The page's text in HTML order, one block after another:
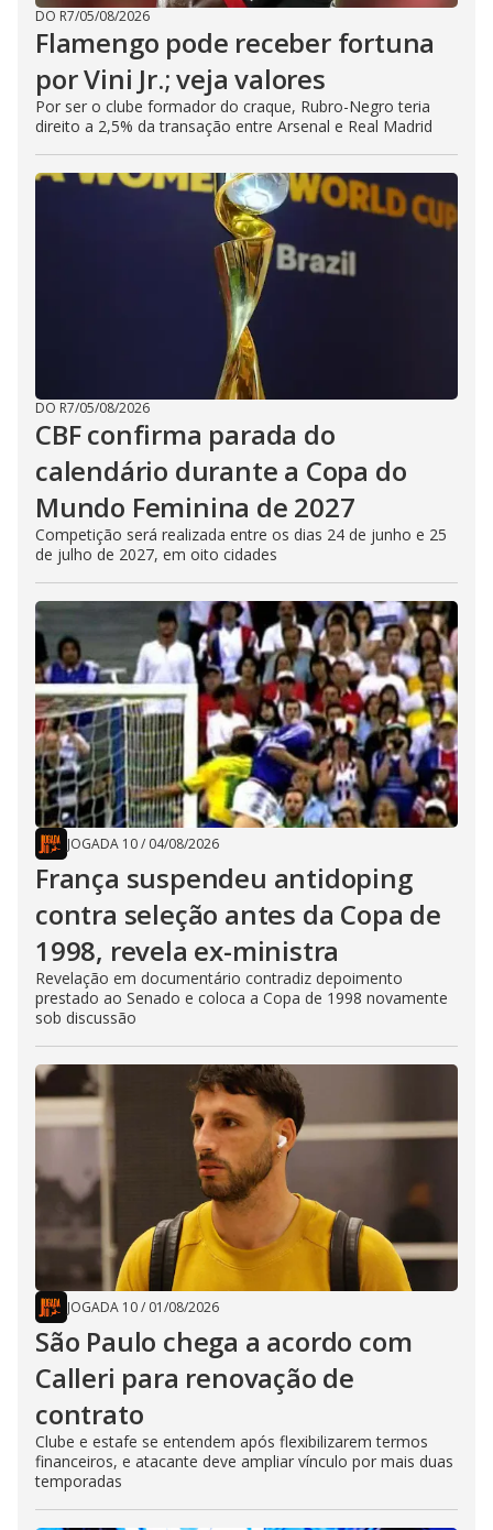
DO R7/05/08/2026
Flamengo pode receber fortuna
por Vini Jr.; veja valores
Por ser o clube formador do craque, Rubro-Negro teria
direito a 2,5% da transação entre Arsenal e Real Madrid
DO R7/05/08/2026
CBF confirma parada do
calendário durante a Copa do
Mundo Feminina de 2027
Competição será realizada entre os dias 24 de junho e 25
de julho de 2027, em oito cidades
JOGADA 10/ 04/08/2026
França suspendeu antidoping
contra seleção antes da Copa de
1998, revela ex-ministra
Revelação em documentário contradiz depoimento
prestado ao Senado e coloca a Copa de 1998 novamente
sob discussão
JOGADA 10/ 01/08/2026
São Paulo chega a acordo com
Calleri para renovação de
contrato
Clube e estafe se entendem após flexibilizarem termos
financeiros, e atacante deve ampliar vínculo por mais duas
temporadas